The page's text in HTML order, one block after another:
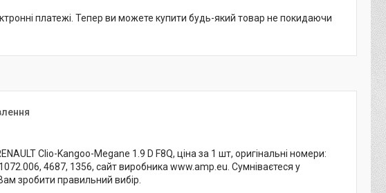
платежі. Тепер ви можете купити будь-який товар не покидаючи
Clio-Kangoo-Megane 1.9 D F8Q, ціна за 1 шт, оригінальні номери:
4687, 1356, сайт виробника www.amp.eu. Сумніваєтеся у
зробити правильний вибір.